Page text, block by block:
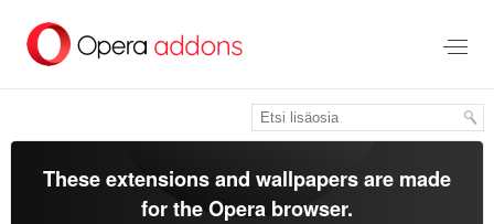
pääsisältöön
These extensions and wallpapers are made
for theOpera browser.